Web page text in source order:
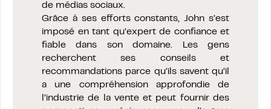
de médias sociaux.
Grâce à ses efforts constants, John s’est
imposé en tant qu’expert de confiance et
fiable dans son domaine. Les gens
recherchent ses conseils et
recommandations parce qu’ils savent qu’il
a une compréhension approfondie de
l’industrie de la vente et peut fournir des